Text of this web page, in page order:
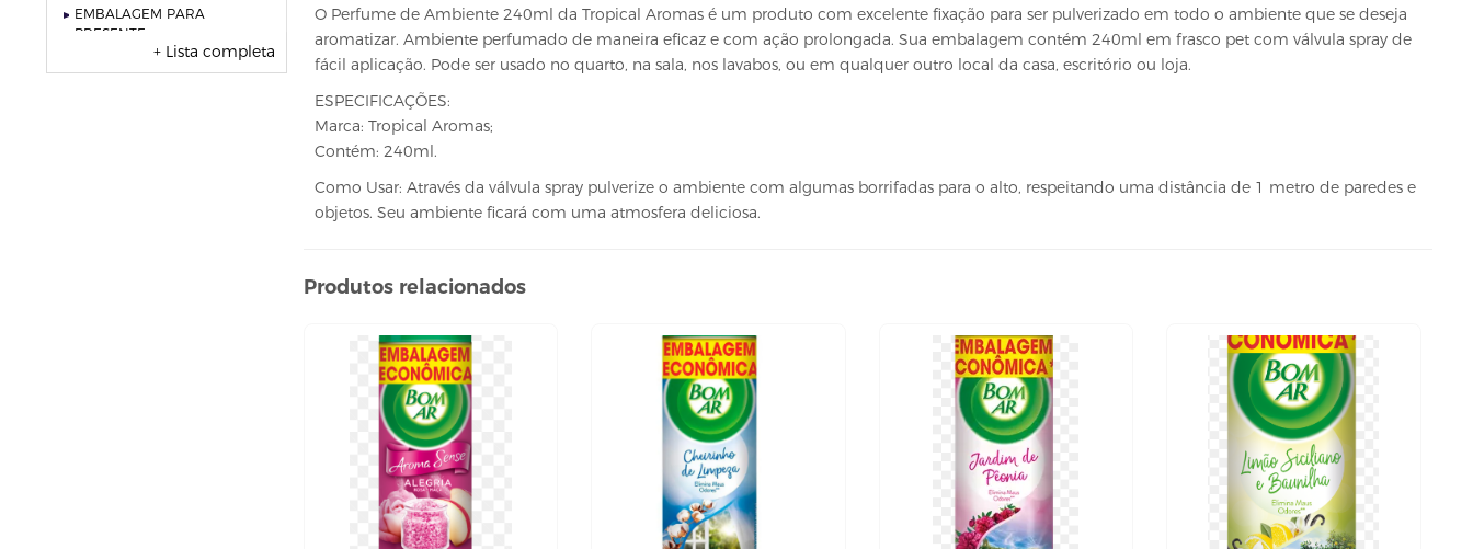
O Perfume de Ambiente 240ml da Tropical Aromas é um produto com excelente fixação para ser pulverizado em todo o ambiente que se deseja
aromatizar. Ambiente perfumado de maneira eficaz e com ação prolongada. Sua embalagem contém 240ml em frasco pet com válvula spray de
fácil aplicação. Pode ser usado no quarto, na sala, nos lavabos, ou em qualquer outro local da casa, escritório ou loja.
ESPECIFICAÇÕES:
Marca: Tropical Aromas;
Contém: 240ml.
Como Usar: Através da válvula spray pulverize o ambiente com algumas borrifadas para o alto, respeitando uma distância de 1 metro de paredes e
objetos. Seu ambiente ficará com uma atmosfera deliciosa.
Produtos relacionados
EMBALAGEM PARA
PRESENTE
+ Lista completa